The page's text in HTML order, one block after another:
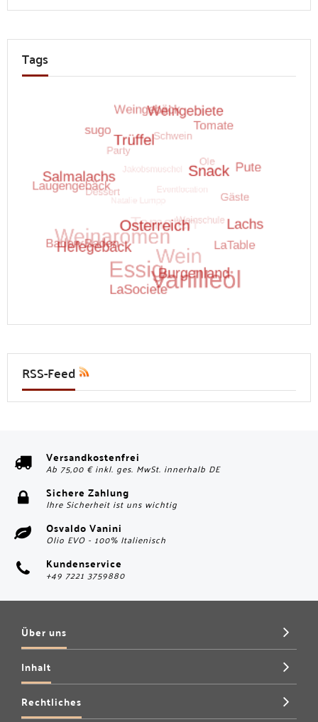
Tags
RSS-Feed
Versandkostenfrei
Ab 75,00 € inkl. ges. MwSt. innerhalb DE
Sichere Zahlung
Ihre Sicherheit ist uns wichtig
Osvaldo Vanini
Olio EVO - 100% Italienisch
Kundenservice
+49 7221 3759880
Über uns
Inhalt
Rechtliches